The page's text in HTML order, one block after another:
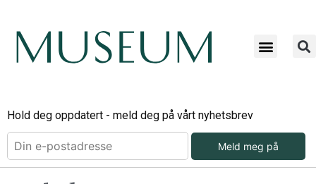
Hold deg oppdatert - meld deg på vårt nyhetsbrev
Meld meg på